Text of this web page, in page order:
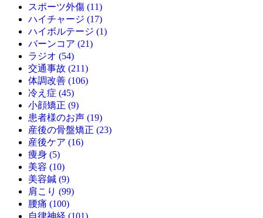
スポーツ外傷 (11)
ハイチャージ (17)
ハイボルテージ (1)
バーンコア (21)
ラジオ (54)
交通事故 (211)
体調改善 (106)
冷え症 (45)
小顔矯正 (9)
患者様のお声 (19)
産後の骨盤矯正 (23)
産後ケア (16)
痩身 (5)
美容 (10)
美容鍼 (9)
肩こり (99)
腰痛 (100)
自律神経 (101)